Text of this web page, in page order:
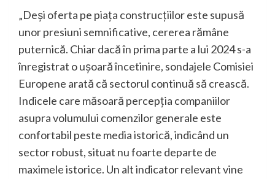
„Deși oferta pe piața construcțiilor este supusă
unor presiuni semnificative, cererea rămâne
puternică. Chiar dacă în prima parte a lui 2024 s-a
înregistrat o ușoară încetinire, sondajele Comisiei
Europene arată că sectorul continuă să crească.
Indicele care măsoară percepția companiilor
asupra volumului comenzilor generale este
confortabil peste media istorică, indicând un
sector robust, situat nu foarte departe de
maximele istorice. Un alt indicator relevant vine